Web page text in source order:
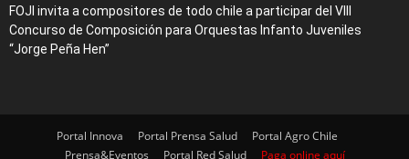
FOJI invita a compositores de todo chile a participar del VIII
Concurso de Composición para Orquestas Infanto Juveniles
“Jorge Peña Hen”
Portal Innova Portal Prensa Salud
Portal Agro Chile
Prensa&Eventos
Portal Red Salud Paga online aquí